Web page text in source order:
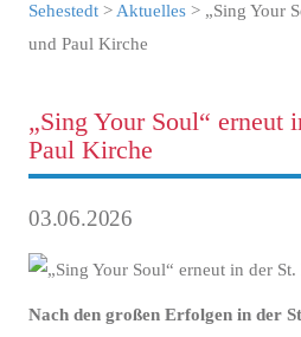
Sehestedt > Aktuelles > „Sing Your
und Paul Kirche
„Sing Your Soul“ erneut
Paul Kirche
03.06.2026
Nach den großen Erfolgen in der